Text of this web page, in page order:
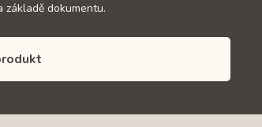
základě dokumentu.